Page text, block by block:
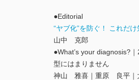
●Editorial
“ヤブ化”を防ぐ！ これだ
山中 克郎
●What’s your diagnosis?｜
型にはまりません
神山 雅喜｜重原 良平